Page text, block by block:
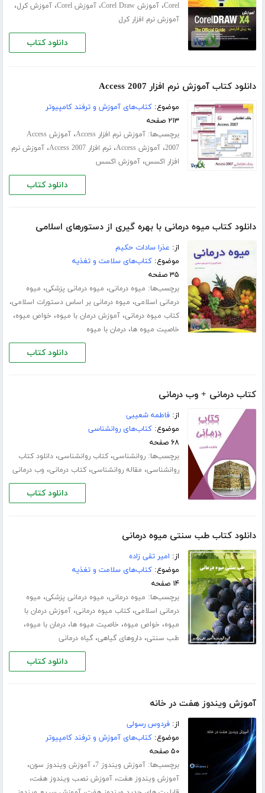
Corel،آموزش Corel Draw ،آموزش Corel ،آموزش کرل،
آموزش نرم افزار کرل
دانلود کتاب
دانلود کتاب آموزش نرم افزار Access 2007
موضوع:کتاب‌های آموزش و ترفند کامپیوتر
۲۱۳ صفحه
برچسب‌ها:آموزش نرم افزار Access ،
آموزش Access
2007،آموزش Access ،نرم افزار Access 2007 ،آموزش نرم
افزار اکسس،آموزش اکسس
دانلود کتاب
دانلود کتاب میوه درمانی با بهره گیری از دستورهای اسلامی
از: عذرا سادات حکیم
موضوع:کتاب‌های سلامت و تغذیه
۳۵ صفحه
برچسب‌ها: میوه درمانی، میوه درمانی پزشکی، میوه
درمانی اسلامی، میوه درمانی بر اساس دستورات اسلامی،
کتاب میوه درمانی،آموزش درمان با میوه، خواص میوه،
خاصیت میوه ها،درمان با میوه
دانلود کتاب
کتاب درمانی + وب درمانی
از:فاطمه شعیبی
موضوع:کتاب‌های روانشناسی
۶۸ صفحه
برچسب‌ها:روانشناسی،کتاب روانشناسی،دانلود کتاب
روانشناسی، مقاله روانشناسی،کتاب درمانی، وب درمانی
دانلود کتاب
دانلود کتاب طب سنتی میوه درمانی
از: امیر تقی زاده
موضوع:کتاب‌های سلامت و تغذیه
۱۴ صفحه
برچسب‌ها: میوه درمانی، میوه درمانی پزشکی، میوه
درمانی اسلامی،کتاب میوه درمانی،آموزش درمان با
میوه، خواص میوه، خاصیت میوه ها،درمان با میوه،
طب سنتی،داروهای گیاهی،گیاه درمانی
دانلود کتاب
آموزش ویندوز هفت در خانه
از:فردوس رسولی
موضوع:کتاب‌های آموزش و ترفند کامپیوتر
۵۰ صفحه
برچسب‌ها:آموزش ویندوز 7 ،آموزش ویندوز سون،
آموزش ویندوز هفت،آموزش نصب ویندوز هفت،